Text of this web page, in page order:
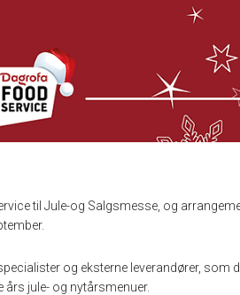
til Jule-og Salgsmesse, og
og eksterne leverandører, som
jule- og nytårsmenuer.